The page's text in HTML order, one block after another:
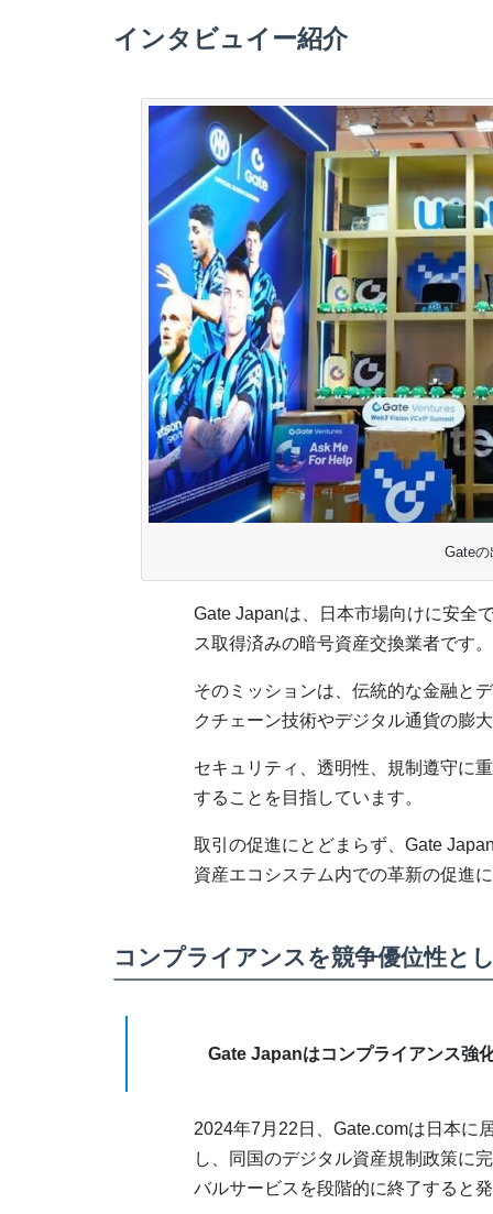
インタビュイー紹介
Gate
Gate Japanは、日本市場向けに安全
ス取得済みの暗号資産交換業者です。
そのミッションは、伝統的な金融と
クチェーン技術やデジタル通貨の膨
セキュリティ、透明性、規制遵守に
することを目指しています。
取引の促進にとどまらず、Gate
資産エコシステム内での革新の促進
コンプライアンスを競争優位性と
Gate Japanはコンプライアンス強
2024年7月22日、Gate.comは日本に
し、同国のデジタル資産規制政策に
バルサービスを段階的に終了すると